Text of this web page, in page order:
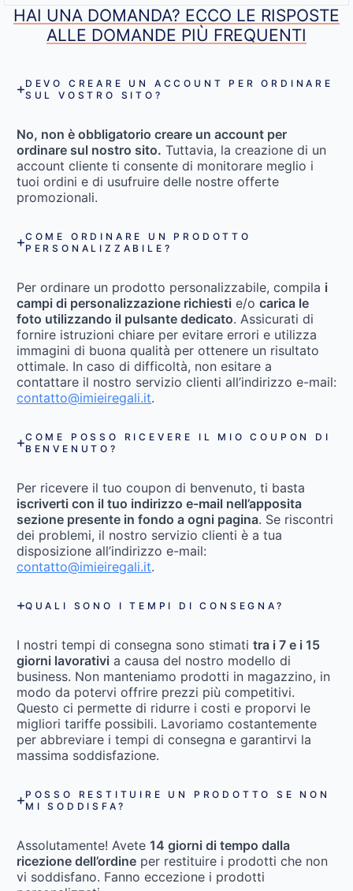
HAI UNA DOMANDA? ECCO LE RISPOSTE
ALLE DOMANDE PIÙ FREQUENTI
DEVO CREARE UN ACCOUNT PER ORDINARE
SUL VOSTRO SITO?
No, non è obbligatorio creare un account per
ordinare sul nostro sito. Tuttavia, la creazione di un
account cliente ti consente di monitorare meglio i
tuoi ordini e di usufruire delle nostre offerte
promozionali.
COME ORDINARE UN PRODOTTO
PERSONALIZZABILE?
Per ordinare un prodotto personalizzabile, compila i
campi di personalizzazione richiesti e/o carica le
foto utilizzando il pulsante dedicato. Assicurati di
fornire istruzioni chiare per evitare errori e utilizza
immagini di buona qualità per ottenere un risultato
ottimale. In caso di difficoltà, non esitare a
contattare il nostro servizio clienti all’indirizzo e-mail:
contatto@imieiregali.it.
COME POSSO RICEVERE IL MIO COUPON DI
BENVENUTO?
Per ricevere il tuo coupon di benvenuto, ti basta
iscriverti con il tuo indirizzo e-mail nell’apposita
sezione presente in fondo a ogni pagina. Se riscontri
dei problemi, il nostro servizio clienti è a tua
disposizione all’indirizzo e-mail:
contatto@imieiregali.it.
QUALI SONO I TEMPI DI CONSEGNA?
I nostri tempi di consegna sono stimati tra i 7 e i 15
giorni lavorativi a causa del nostro modello di
business. Non manteniamo prodotti in magazzino, in
modo da potervi offrire prezzi più competitivi.
Questo ci permette di ridurre i costi e proporvi le
migliori tariffe possibili. Lavoriamo costantemente
per abbreviare i tempi di consegna e garantirvi la
massima soddisfazione.
POSSO RESTITUIRE UN PRODOTTO SE NON
MI SODDISFA?
Assolutamente! Avete 14 giorni di tempo dalla
ricezione dell’ordine per restituire i prodotti che non
vi soddisfano. Fanno eccezione i prodotti